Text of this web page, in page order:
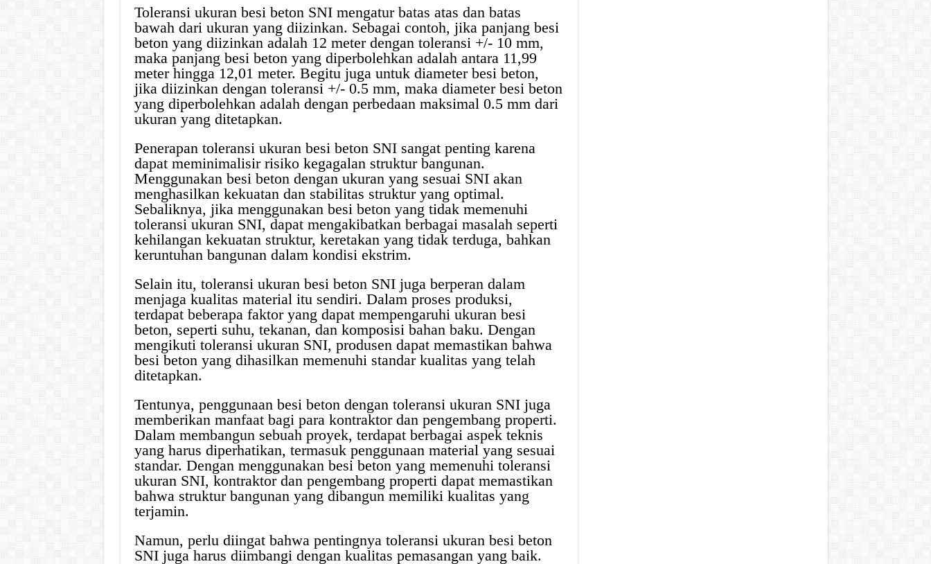
Toleransi ukuran besi beton SNI mengatur batas atas dan batas
bawah dari ukuran yang diizinkan. Sebagai contoh, jika panjang besi
beton yang diizinkan adalah 12 meter dengan toleransi +/- 10 mm,
maka panjang besi beton yang diperbolehkan adalah antara 11,99
meter hingga 12,01 meter. Begitu juga untuk diameter besi beton,
jika diizinkan dengan toleransi +/- 0.5 mm, maka diameter besi beton
yang diperbolehkan adalah dengan perbedaan maksimal 0.5 mm dari
ukuran yang ditetapkan.
Penerapan toleransi ukuran besi beton SNI sangat penting karena
dapat meminimalisir risiko kegagalan struktur bangunan.
Menggunakan besi beton dengan ukuran yang sesuai SNI akan
menghasilkan kekuatan dan stabilitas struktur yang optimal.
Sebaliknya, jika menggunakan besi beton yang tidak memenuhi
toleransi ukuran SNI, dapat mengakibatkan berbagai masalah seperti
kehilangan kekuatan struktur, keretakan yang tidak terduga, bahkan
keruntuhan bangunan dalam kondisi ekstrim.
Selain itu, toleransi ukuran besi beton SNI juga berperan dalam
menjaga kualitas material itu sendiri. Dalam proses produksi,
terdapat beberapa faktor yang dapat mempengaruhi ukuran besi
beton, seperti suhu, tekanan, dan komposisi bahan baku. Dengan
mengikuti toleransi ukuran SNI, produsen dapat memastikan bahwa
besi beton yang dihasilkan memenuhi standar kualitas yang telah
ditetapkan.
Tentunya, penggunaan besi beton dengan toleransi ukuran SNI juga
memberikan manfaat bagi para kontraktor dan pengembang properti.
Dalam membangun sebuah proyek, terdapat berbagai aspek teknis
yang harus diperhatikan, termasuk penggunaan material yang sesuai
standar. Dengan menggunakan besi beton yang memenuhi toleransi
ukuran SNI, kontraktor dan pengembang properti dapat memastikan
bahwa struktur bangunan yang dibangun memiliki kualitas yang
terjamin.
Namun, perlu diingat bahwa pentingnya toleransi ukuran besi beton
SNI juga harus diimbangi dengan kualitas pemasangan yang baik.